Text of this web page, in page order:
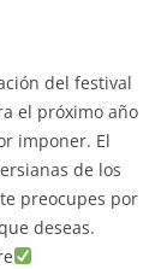
del festival
el próximo año
imponer. El
de los
preocupes por
deseas.